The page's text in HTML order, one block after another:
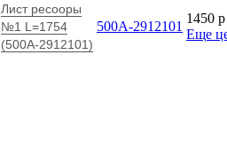
Лист ресооры
№1 L=1754
(500А-2912101)
500А-2912101
1450 p
Еще